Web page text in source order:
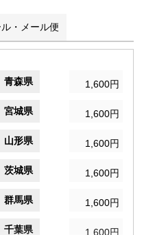
・メール便
青森県 1,600円
宮城県 1,600円
山形県 1,600円
茨城県 1,600円
群馬県 1,600円
千葉県 1,600円